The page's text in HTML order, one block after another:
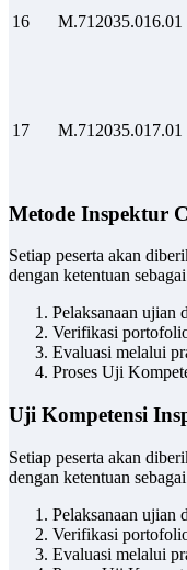
16 M.712035.016.01
17 M.712035.017.01
Metode Inspektur
Setiap peserta akan
dengan ketentuan
Pelaksanaan ujian
Verifikasi
Evaluasi melalui
Proses Uji
Uji Kompetensi
Setiap peserta akan
dengan ketentuan
Pelaksanaan ujian
Verifikasi
Evaluasi melalui